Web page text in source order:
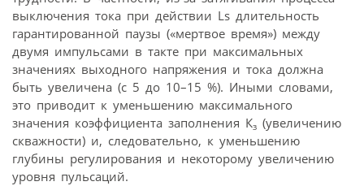
выключения тока при действии Ls длительность
гарантированной паузы («мертвое время») между
двумя импульсами в такте при максимальных
значениях выходного напряжения и тока должна
быть увеличена (с 5 до 10–15 %). Иными словами,
это приводит к уменьшению максимального
значения коэффициента заполнения Кз (увеличению
скважности) и, следовательно, к уменьшению
глубины регулирования и некоторому увеличению
уровня пульсаций.